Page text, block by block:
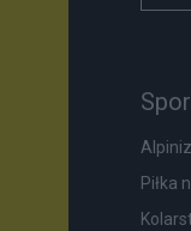
Piłka